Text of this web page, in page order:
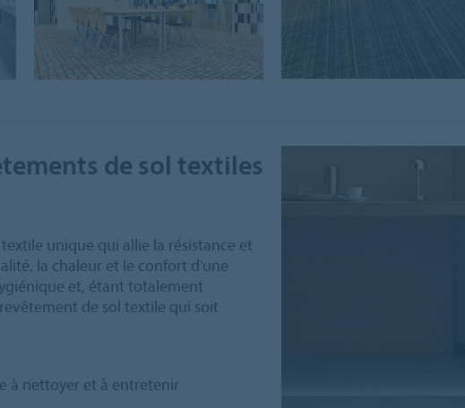
de sol textiles
unique qui allie la résistance et
la chaleur et le confort d'une
et, étant totalement
de sol textile qui soit
à nettoyer et à entretenir